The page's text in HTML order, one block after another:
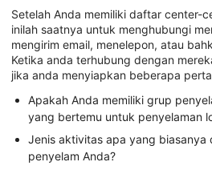
Setelah Anda memiliki daftar center-
inilah saatnya untuk menghubungi
mengirim email, menelepon, atau
Ketika anda terhubung dengan
jika anda menyiapkan beberapa
Apakah Anda memiliki grup
yang bertemu untuk penyelaman
Jenis aktivitas apa yang biasanya
penyelam Anda?